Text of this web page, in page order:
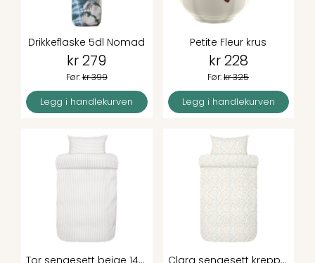
Drikkeflaske 5dl Nomad
kr 279
Før:kr 399
Legg i handlekurven
Petite Fleur krus
kr 228
Før:kr 325
Legg i handlekurven